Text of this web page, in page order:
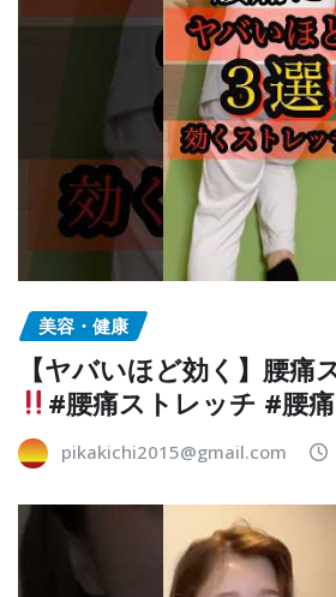
美容・健康
【ヤバいほど効く】腰痛
#腰痛ストレッチ #腰
pikakichi2015@gmail.com